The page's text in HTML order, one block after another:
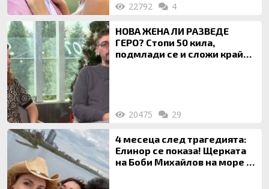
22792 4
НОВА ЖЕНА ЛИ РАЗВЕДЕ
ГЕРО? Стопи 50 кила,
подмлади се и сложи край
20475 29
4 месеца след трагедията:
Елинор се показа! Щерката
на Боби Михайлов на море с